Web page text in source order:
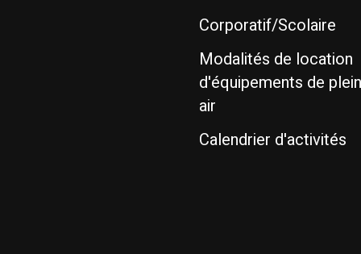
Corporatif/Scolaire
Modalités de location
d'équipements de plein
air
Calendrier d'activités